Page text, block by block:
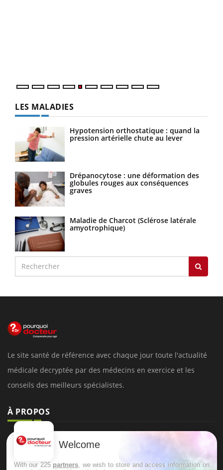
LES MALADIES
Hypotension orthostatique : quand la
pression artérielle chute au lever
Drépanocytose : une déformation des
globules rouges aux conséquences
graves
Maladie de Charcot (Sclérose latérale
amyotrophique)
Le site santé de référence avec chaque jour toute l'actualité
médicale decryptée par des médecins en exercice et les
conseils des meilleurs spécialistes.
À PROPOS
Données personnelles et cookies
Welcome
With our 225 partners , we wish to store and access information on